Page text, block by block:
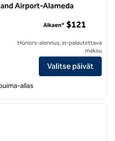
Airport-Alameda
Inn & Suites Oakland
Alkaen* $121
Honors-alennus, ei-palautettava
maksu
Valitse päivät
allas